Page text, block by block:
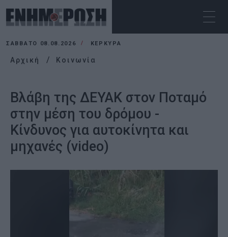
ΣΆΒΒΑΤΟ 08.08.2026 ΚΕΡΚΥΡΑ
Αρχική Κοινωνία
Βλάβη της ΔΕΥΑΚ στον Ποταμό
στην μέση του δρόμου -
Κίνδυνος για αυτοκίνητα και
μηχανές (video)